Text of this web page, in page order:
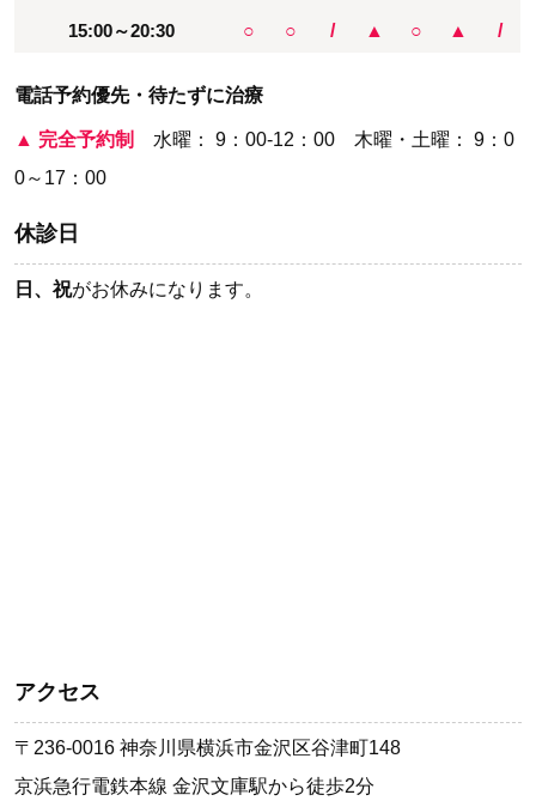
15:00～20:30 ○ ○ / ▲ ○ ▲ /
電話予約優先・待たずに治療
▲ 完全予約制 水曜： 9：00-12：00 木曜・土曜： 9：0
0～17：00
休診日
日、祝がお休みになります。
アクセス
〒236-0016 神奈川県横浜市金沢区谷津町148
京浜急行電鉄本線 金沢文庫駅から徒歩2分